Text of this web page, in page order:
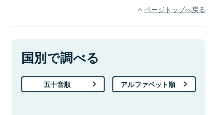
ページトップへ戻る
国別で調べる
五十音順 アルファベット順